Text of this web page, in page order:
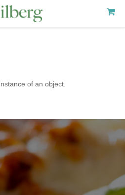
of an object.